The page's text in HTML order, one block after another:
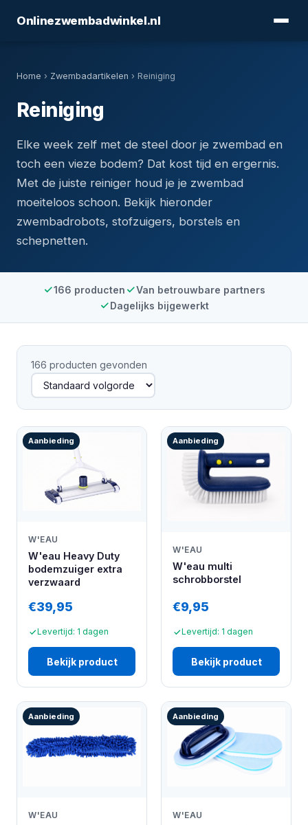
Onlinezwembadwinkel.nl
Home › Zwembadartikelen › Reiniging
Reiniging
Elke week zelf met de steel door je zwembad en
toch een vieze bodem? Dat kost tijd en ergernis.
Met de juiste reiniger houd je je zwembad
moeiteloos schoon. Bekijk hieronder
zwembadrobots, stofzuigers, borstels en
schepnetten.
166 producten
Van betrouwbare partners
Dagelijks bijgewerkt
166 producten gevonden
Aanbieding
W'EAU
W'eau Heavy Duty
bodemzuiger extra
verzwaard
€39,95
Levertijd: 1 dagen
Bekijk product
Aanbieding
W'EAU
W'eau multi
schrobborstel
€9,95
Levertijd: 1 dagen
Bekijk product
Aanbieding
W'EAU
Aanbieding
W'EAU